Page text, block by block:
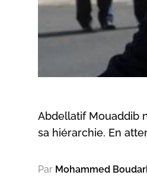
Abdellatif Mouaddib
sa hiérarchie. En
Par Mohammed